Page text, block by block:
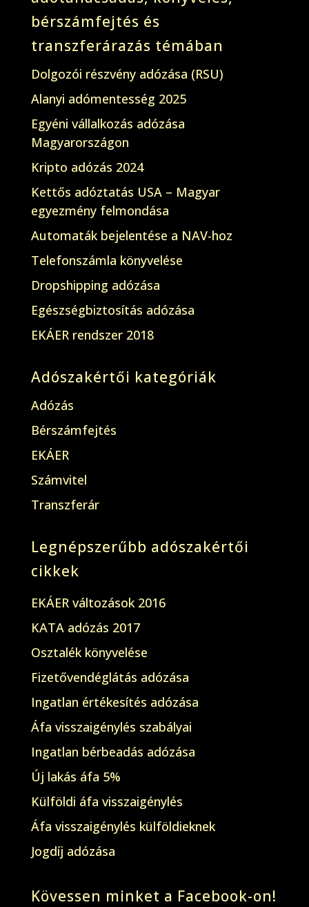
bérszámfejtés és
transzferárazás témában
Dolgozói részvény adózása (RSU)
Alanyi adómentesség 2025
Egyéni vállalkozás adózása
Magyarországon
Kripto adózás 2024
Kettős adóztatás USA – Magyar
egyezmény felmondása
Automaták bejelentése a NAV-hoz
Telefonszámla könyvelése
Dropshipping adózása
Egészségbiztosítás adózása
EKÁER rendszer 2018
Adószakértői kategóriák
Adózás
Bérszámfejtés
EKÁER
Számvitel
Transzferár
Legnépszerűbb adószakértői
cikkek
EKÁER változások 2016
KATA adózás 2017
Osztalék könyvelése
Fizetővendéglátás adózása
Ingatlan értékesítés adózása
Áfa visszaigénylés szabályai
Ingatlan bérbeadás adózása
Új lakás áfa 5%
Külföldi áfa visszaigénylés
Áfa visszaigénylés külföldieknek
Jogdíj adózása
Kövessen minket a Facebook-on!